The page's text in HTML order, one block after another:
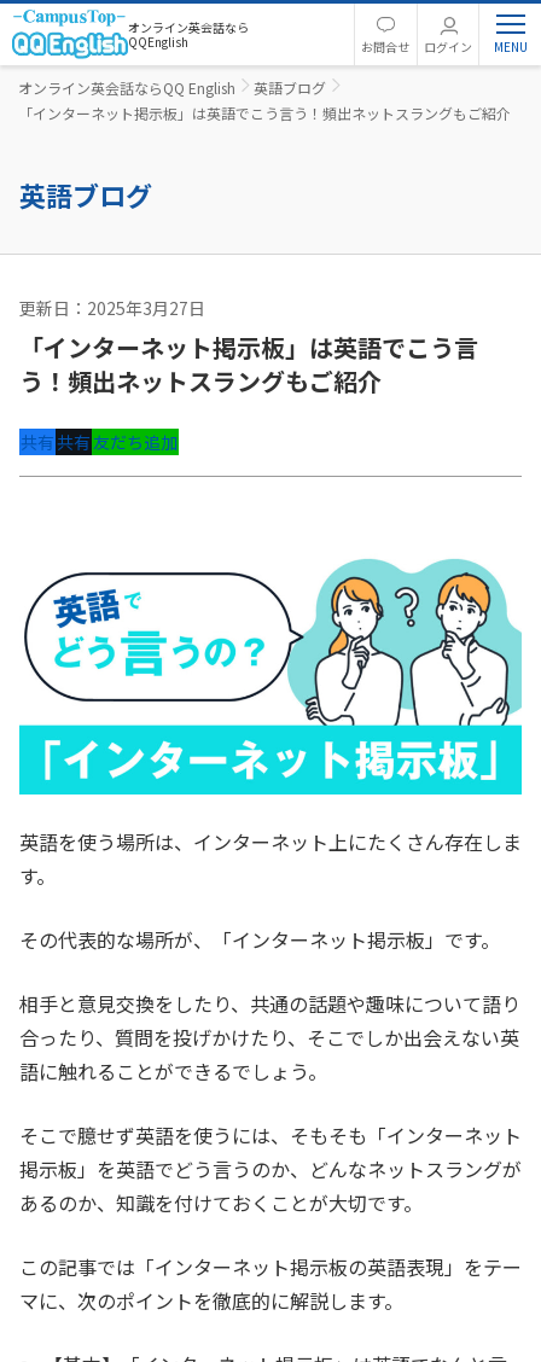
オンライン英会話なら
QQEnglish
お問合せ ログイン
オンライン英会話ならQQ English
英語ブログ
「インターネット掲示板」は英語でこう言う！頻出ネットスラングもご紹介
英語ブログ
更新日：2025年3月27日
「インターネット掲示板」は英語でこう言
う！頻出ネットスラングもご紹介
共有共有友だち追加
英語を使う場所は、インターネット上にたくさん存在しま
す。
その代表的な場所が、「インターネット掲示板」です。
相手と意見交換をしたり、共通の話題や趣味について語り
合ったり、質問を投げかけたり、そこでしか出会えない英
語に触れることができるでしょう。
そこで臆せず英語を使うには、そもそも「インターネット
掲示板」を英語でどう言うのか、どんなネットスラングが
あるのか、知識を付けておくことが大切です。
この記事では「インターネット掲示板の英語表現」をテー
マに、次のポイントを徹底的に解説します。